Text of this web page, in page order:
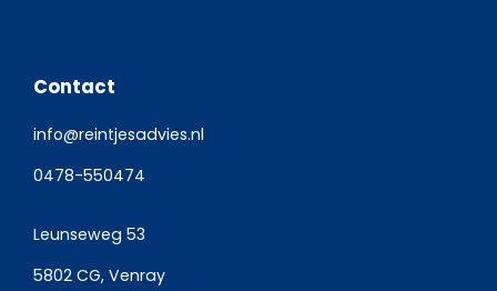
Contact
info@reintjesadvies.nl
0478-550474
Leunseweg 53
5802 CG, Venray